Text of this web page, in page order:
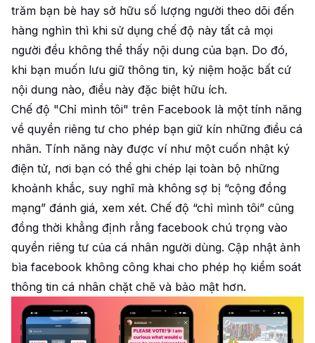
trăm bạn bè hay sở hữu số lượng người theo dõi đến
hàng nghìn thì khi sử dụng chế độ này tất cả mọi
người đều không thể thấy nội dung của bạn. Do đó,
khi bạn muốn lưu giữ thông tin, kỷ niệm hoặc bất cứ
nội dung nào, điều này đặc biệt hữu ích.
Chế độ "Chỉ mình tôi" trên Facebook là một tính năng
về quyền riêng tư cho phép bạn giữ kín những điều cá
nhân. Tính năng này được ví như một cuốn nhật ký
điện tử, nơi bạn có thể ghi chép lại toàn bộ những
khoảnh khắc, suy nghĩ mà không sợ bị “cộng đồng
mạng” đánh giá, xem xét. Chế độ “chỉ mình tôi” cũng
đồng thời khẳng định rằng facebook chú trọng vào
quyền riêng tư của cá nhân người dùng. Cập nhật ảnh
bìa facebook không công khai cho phép họ kiểm soát
thông tin cá nhân chặt chẽ và bảo mật hơn.